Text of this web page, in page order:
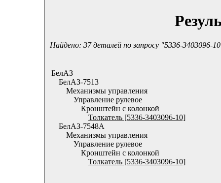
Найдено: 37 деталей по запросу "5336-3403096-
БелАЗ
БелАЗ-7513
Механизмы управления
Управление рулевое
Кронштейн с колонкой
Толкатель [5336-3403096-10]
БелАЗ-7548А
Механизмы управления
Управление рулевое
Кронштейн с колонкой
Толкатель [5336-3403096-10]